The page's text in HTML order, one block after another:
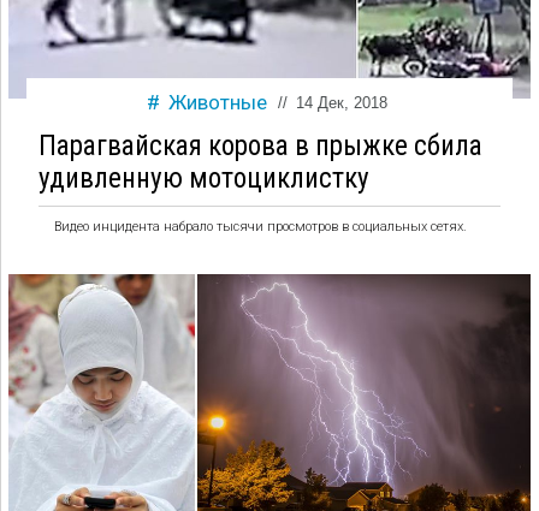
Животные // 14 Дек, 2018
Парагвайская корова в прыжке сбила
удивленную мотоциклистку
Видео инцидента набрало тысячи просмотров в социальных сетях.